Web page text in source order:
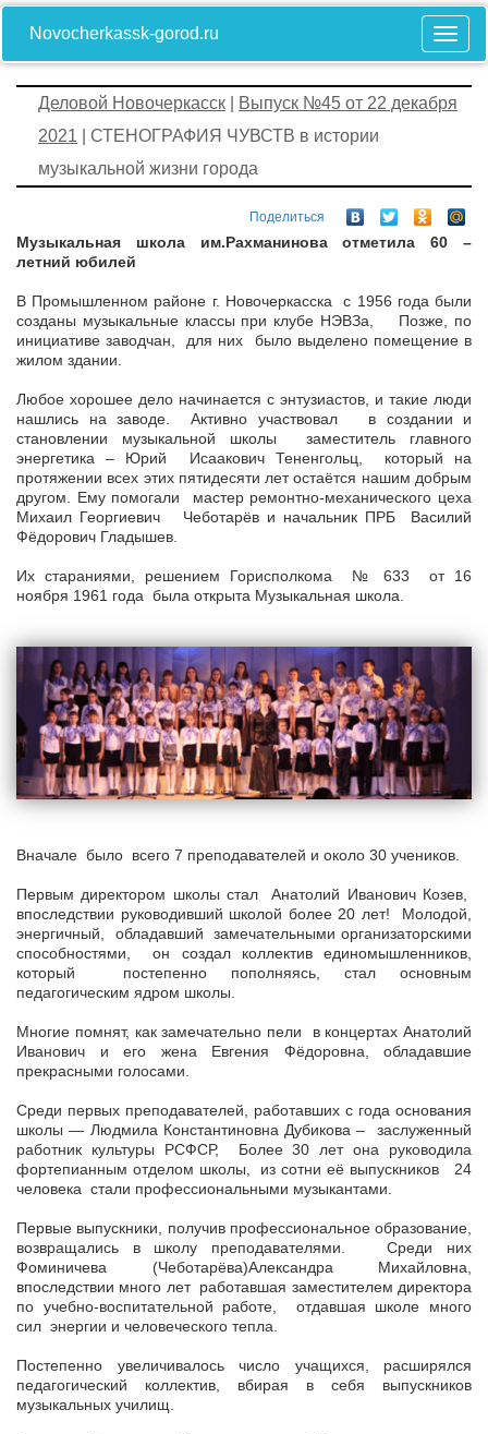
Novocherkassk-gorod.ru
Деловой Новочеркасск
Выпуск №45 от 22 декабря
2021 | СТЕНОГРАФИЯ ЧУВСТВ в истории
музыкальной жизни города
Поделиться
Музыкальная школа им.Рахманинова отметила 60 –
летний юбилей
В Промышленном районе г. Новочеркасска с 1956 года были
созданы музыкальные классы при клубе НЭВЗа, Позже, по
инициативе заводчан, для них было выделено помещение в
жилом здании.
Любое хорошее дело начинается с энтузиастов, и такие люди
нашлись на заводе. Активно участвовал в создании и
становлении музыкальной школы заместитель главного
энергетика – Юрий Исаакович Тененгольц, который на
протяжении всех этих пятидесяти лет остаётся нашим добрым
другом. Ему помогали мастер ремонтно-механического цеха
Михаил Георгиевич Чеботарёв и начальник ПРБ Василий
Фёдорович Гладышев.
Их стараниями, решением Горисполкома № 633 от 16
ноября 1961 года была открыта Музыкальная школа.
Вначале было всего 7 преподавателей и около 30 учеников.
Первым директором школы стал Анатолий Иванович Козев,
впоследствии руководивший школой более 20 лет! Молодой,
энергичный, обладавший замечательными организаторскими
способностями, он создал коллектив единомышленников,
который постепенно пополняясь, стал основным
педагогическим ядром школы.
Многие помнят, как замечательно пели в концертах Анатолий
Иванович и его жена Евгения Фёдоровна, обладавшие
прекрасными голосами.
Среди первых преподавателей, работавших с года основания
школы — Людмила Константиновна Дубикова – заслуженный
работник культуры РСФСР, Более 30 лет она руководила
фортепианным отделом школы, из сотни её выпускников 24
человека стали профессиональными музыкантами.
Первые выпускники, получив профессиональное образование,
возвращались в школу преподавателями. Среди них
Фоминичева (Чеботарёва)Александра Михайловна,
впоследствии много лет работавшая заместителем директора
по учебно-воспитательной работе, отдавшая школе много
сил энергии и человеческого тепла.
Постепенно увеличивалось число учащихся, расширялся
педагогический коллектив, вбирая в себя выпускников
музыкальных училищ.